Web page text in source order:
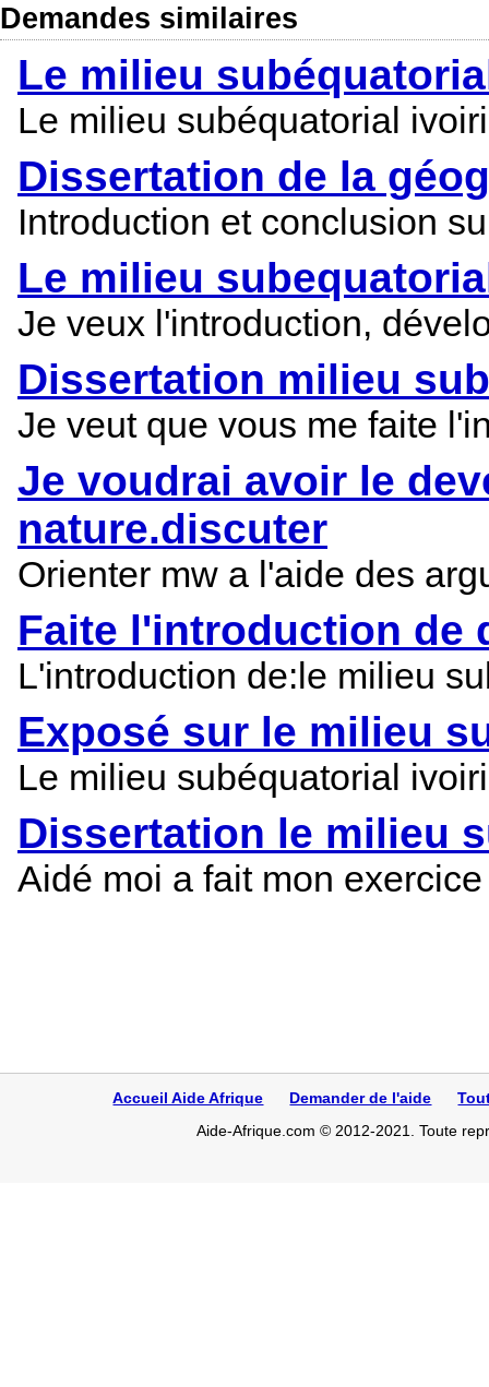
Demandes similaires
Le milieu
Le milieu subéquatorial
Dissertation de la
Introduction et conclusion
Le milieu
Je veux l'introduction,
Dissertation milieu
Je veut que vous me faite
Je voudrai avoir le
nature.discuter
Orienter mw a l'aide des
Faite l'introduction de
L'introduction de:le milieu
Exposé sur le milieu
Le milieu subéquatorial
Dissertation le milieu
Aidé moi a fait mon
Accueil Aide Afrique Demander de l'aide
Aide-Afrique.com © 2012-2021. Toute